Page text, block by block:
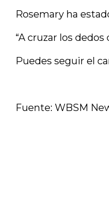
Rosemary ha
“A cruzar los
Puedes seguir el
Fuente: WBSM